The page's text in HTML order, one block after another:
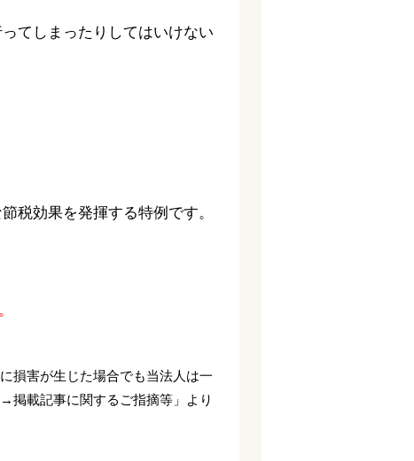
てしまったりしてはいけない
税効果を発揮する特例です。
損害が生じた場合でも当法人は一
→掲載記事に関するご指摘等」より